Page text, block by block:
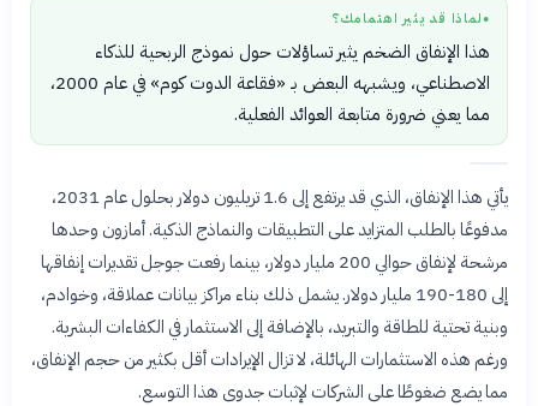
● لماذا قد يثير اهتمامك؟
هذا الإنفاق الضخم يثير تساؤلات حول نموذج الربحية للذكاء
الاصطناعي، ويشبهه البعض بـ «فقاعة الدوت كوم» في عام 2000،
مما يعني ضرورة متابعة العوائد الفعلية.
يأتي هذا الإنفاق، الذي قد يرتفع إلى 1.6 تريليون دولار بحلول عام 2031،
مدفوعًا بالطلب المتزايد على التطبيقات والنماذج الذكية. أمازون وحدها
مرشحة لإنفاق حوالي 200 مليار دولار، بينما رفعت جوجل تقديرات إنفاقها
إلى 180-190 مليار دولار. يشمل ذلك بناء مراكز بيانات عملاقة، وخوادم،
وبنية تحتية للطاقة والتبريد، بالإضافة إلى الاستثمار في الكفاءات البشرية.
ورغم هذه الاستثمارات الهائلة، لا تزال الإيرادات أقل بكثير من حجم الإنفاق،
مما يضع ضغوطًا على الشركات لإثبات جدوى هذا التوسع.